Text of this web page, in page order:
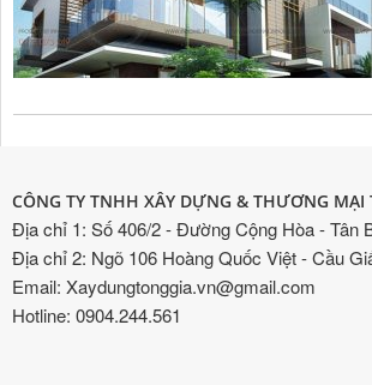
CÔNG TY TNHH XÂY DỰNG & THƯƠNG MẠI
Địa chỉ 1: Số 406/2 - Đường Cộng Hòa - Tân
Địa chỉ 2: Ngõ 106 Hoàng Quốc Việt - Cầu
Email: Xaydungtonggia.vn@gmail.com
Hotline: 0904.244.561